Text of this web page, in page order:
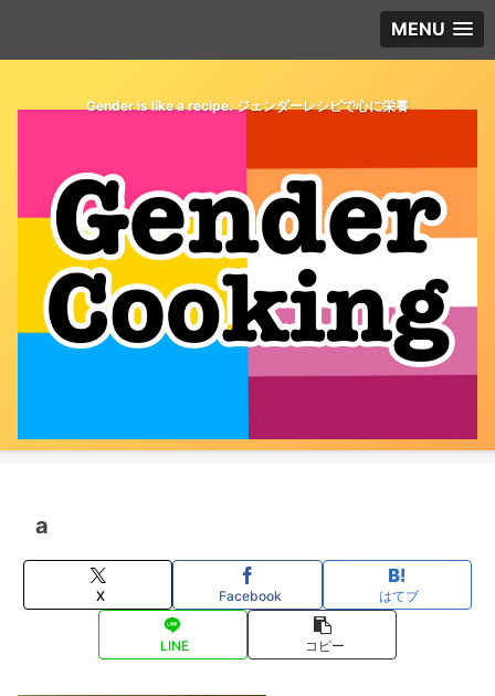
MENU
Gender is like a recipe. ジェンダーレシピで心に栄養
a
X Facebook はてブ
LINE コピー